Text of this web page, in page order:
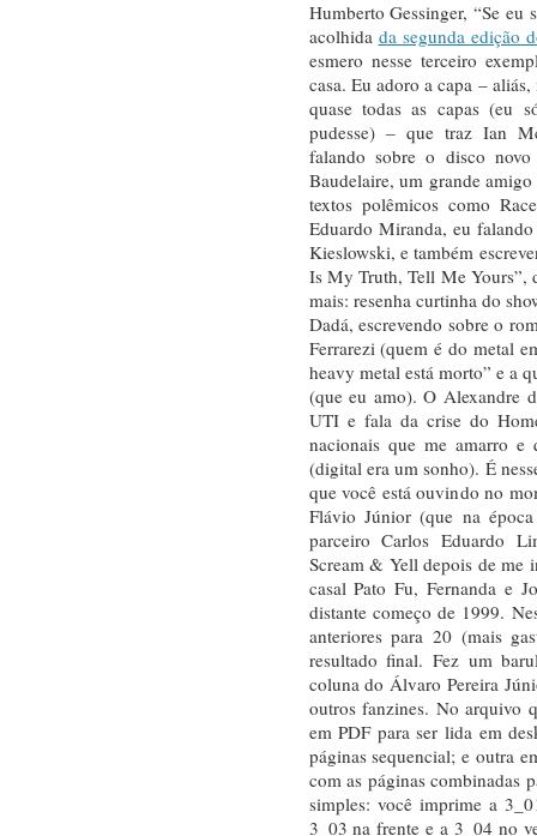
Humberto Gessinger, “Se
acolhida da segunda edição
esmero nesse terceiro
casa. Eu adoro a capa –
quase todas as capas (eu
pudesse) – que traz Ian
falando sobre o disco
Baudelaire, um grande
textos polêmicos como
Eduardo Miranda, eu
Kieslowski, e também
Is My Truth, Tell Me Yours”,
mais: resenha curtinha do
Dadá, escrevendo sobre o
Ferrarezi (quem é do metal
heavy metal está morto” e a
(que eu amo). O Alexandre
UTI e fala da crise do
nacionais que me amarro
(digital era um sonho). É
que você está ouvindo no
Flávio Júnior (que na
parceiro Carlos Eduardo
Scream & Yell depois de me
casal Pato Fu, Fernanda e
distante começo de 1999.
anteriores para 20 (mais
resultado final. Fez um
coluna do Álvaro Pereira
outros fanzines. No arquivo
em PDF para ser lida em
páginas sequencial; e outra
com as páginas combinadas
simples: você imprime a
3_03 na frente e a 3_04 no